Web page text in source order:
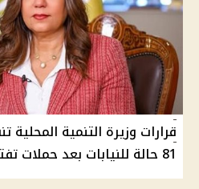
81 حالة للنيابات بعد حملات تفتيشية علي المخالفات